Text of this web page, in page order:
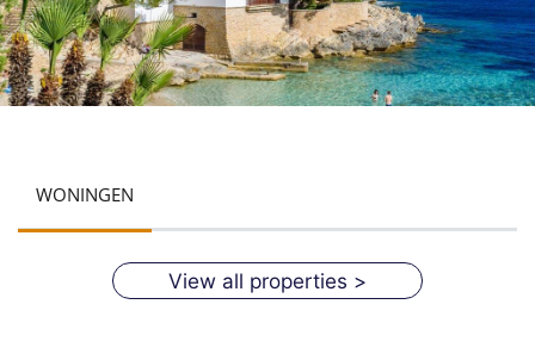
WONINGEN
View all properties >